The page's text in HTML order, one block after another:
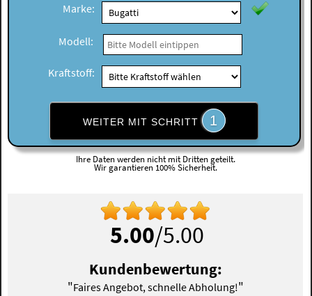
Marke:
Modell:
Kraftstoff:
WEITER MIT SCHRITT 1
Ihre Daten werden nicht mit Dritten geteilt.
Wir garantieren 100% Sicherheit.
5.00/5.00
Kundenbewertung:
"Faires Angebot, schnelle Abholung!"